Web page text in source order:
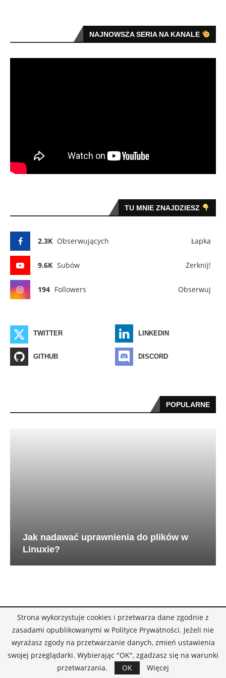
NAJNOWSZA SERIA NA KANALE
TU MNIE ZNAJDZIESZ
2.3K Obserwujących Łapka
9.6K Subów Zerknij!
194 Followers Obserwuj
TWITTER LINKEDIN
GITHUB DISCORD
POPULARNE
Jak nadawać uprawnienia do plików w
Linuxie?
Spis treści Blog i autorzy
Kontakt
Strona wykorzystuje cookies i przetwarza dane zgodnie z
zasadami opublikowanymi w Polityce Prywatności. Jeżeli nie
wyrażasz zgody na przetwarzanie danych, zmień ustawienia
swojej przeglądarki. Wybierając "OK", zgadzasz się na warunki
przetwarzania.
OK Więcej